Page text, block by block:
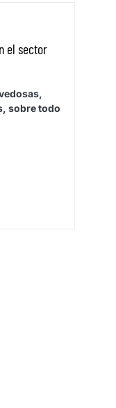
el sector
sobre todo